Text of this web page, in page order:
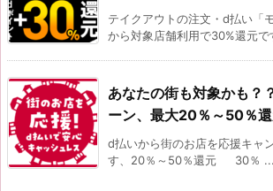
テイクアウトの注文・d払い「
から対象店舗利用で30%還元で
あなたの街も対象かも？
ーン、最大20％～50％
d払いから街のお店を応援キャ
す、20％～50％還元 30％ ...